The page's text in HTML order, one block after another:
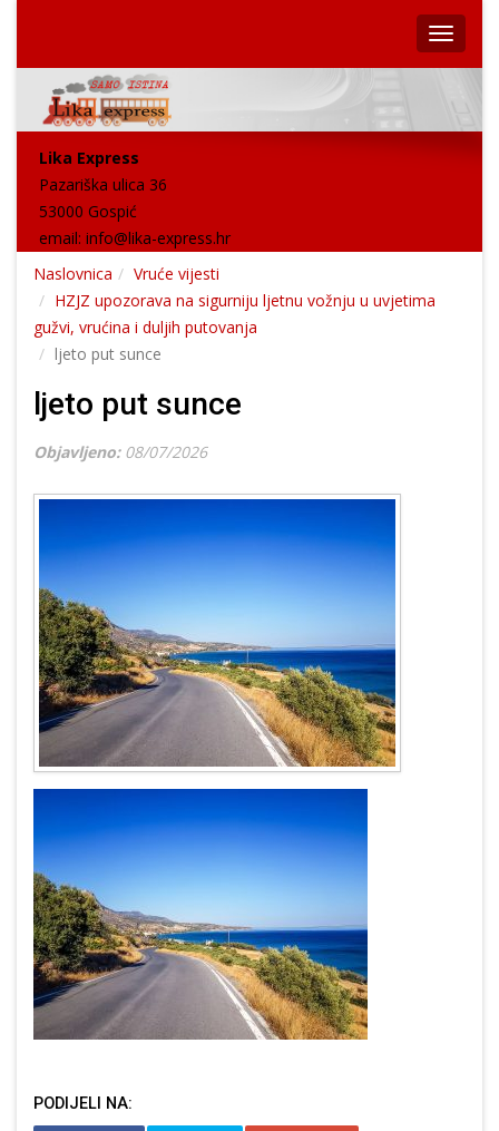
Lika Express
Pazariška ulica 36
53000 Gospić
email: info@lika-express.hr
Naslovnica
Vruće vijesti
HZJZ upozorava na sigurniju ljetnu vožnju u uvjetima
gužvi, vrućina i duljih putovanja
ljeto put sunce
ljeto put sunce
Objavljeno: 08/07/2026
PODIJELI NA: